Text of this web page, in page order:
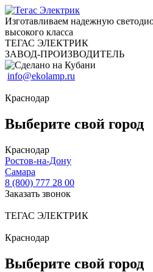
Изготавливаем надежную
высокого класса
ТЕГАС ЭЛЕКТРИК
ЗАВОД-ПРОИЗВОДИТЕЛЬ
info@ekolamp.ru
Краснодар
Выберите свой город
Краснодар
Ростов-на-Дону
Самара
8 (800) 777 28 00
Заказать звонок
ТЕГАС ЭЛЕКТРИК
Краснодар
Выберите свой город